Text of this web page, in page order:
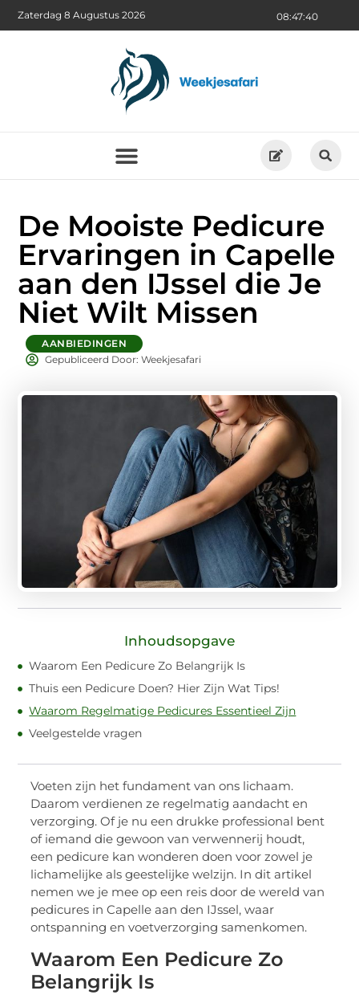
08:47:41
Zaterdag 8 Augustus 2026
De Mooiste Pedicure
Ervaringen in Capelle
aan den IJssel die Je
Niet Wilt Missen
AANBIEDINGEN
Gepubliceerd Door: Weekjesafari
Inhoudsopgave
Waarom Een Pedicure Zo Belangrijk Is
Thuis een Pedicure Doen? Hier Zijn Wat Tips!
Waarom Regelmatige Pedicures Essentieel Zijn
Veelgestelde vragen
Voeten zijn het fundament van ons lichaam.
Daarom verdienen ze regelmatig aandacht en
verzorging. Of je nu een drukke professional bent
of iemand die gewoon van verwennerij houdt,
een pedicure kan wonderen doen voor zowel je
lichamelijke als geestelijke welzijn. In dit artikel
nemen we je mee op een reis door de wereld van
pedicures in Capelle aan den IJssel, waar
ontspanning en voetverzorging samenkomen.
Waarom Een Pedicure Zo
Belangrijk Is